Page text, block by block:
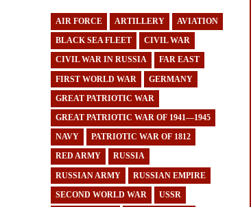
AIR FORCE ARTILLERY AVIATION
BLACK SEA FLEET CIVIL WAR
CIVIL WAR IN RUSSIA FAR EAST
FIRST WORLD WAR GERMANY
GREAT PATRIOTIC WAR
GREAT PATRIOTIC WAR OF 1941—1945
NAVY PATRIOTIC WAR OF 1812
RED ARMY RUSSIA
RUSSIAN ARMY RUSSIAN EMPIRE
SECOND WORLD WAR USSR